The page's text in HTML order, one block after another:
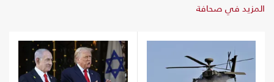
المزيد في صحافة